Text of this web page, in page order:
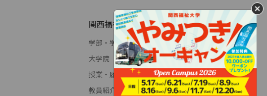
関西福祉大学について
学部・学科概要
大学院
授業・履修(学年暦)
教員紹介